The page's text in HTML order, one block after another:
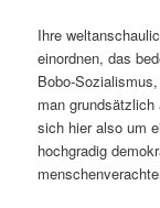
Ihre
einordnen, das
Bobo-
man
sich hier also um
hochgradig